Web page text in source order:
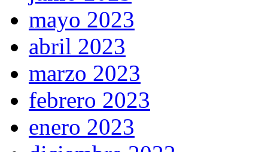
mayo 2023
abril 2023
marzo 2023
febrero 2023
enero 2023